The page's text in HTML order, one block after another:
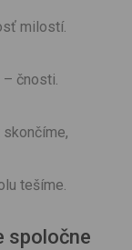
milostí.
– čnosti.
tešíme.
spoločne